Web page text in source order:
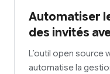
Automatiser
des invités
L’outil open
automatise la